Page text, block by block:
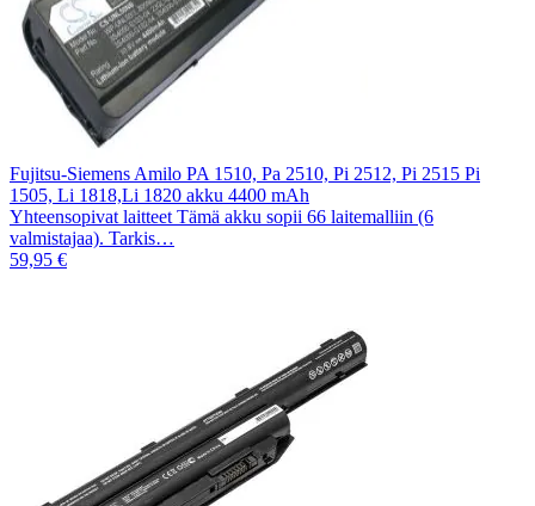
Fujitsu-Siemens Amilo PA 1510, Pa 2510, Pi 2512, Pi 2515 Pi
1505, Li 1818,Li 1820 akku 4400 mAh
Yhteensopivat laitteet Tämä akku sopii 66 laitemalliin (6
valmistajaa). Tarkis…
59,95 €